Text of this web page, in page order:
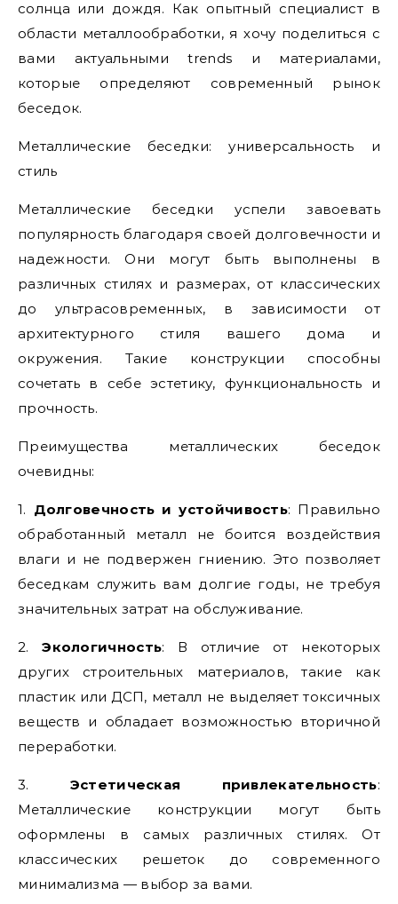
солнца или дождя. Как опытный специалист в
области металлообработки, я хочу поделиться с
вами актуальными trends и материалами,
которые определяют современный рынок
беседок.
Металлические беседки: универсальность и
стиль
Металлические беседки успели завоевать
популярность благодаря своей долговечности и
надежности. Они могут быть выполнены в
различных стилях и размерах, от классических
до ультрасовременных, в зависимости от
архитектурного стиля вашего дома и
окружения. Такие конструкции способны
сочетать в себе эстетику, функциональность и
прочность.
Преимущества металлических беседок
очевидны:
1. Долговечность и устойчивость: Правильно
обработанный металл не боится воздействия
влаги и не подвержен гниению. Это позволяет
беседкам служить вам долгие годы, не требуя
значительных затрат на обслуживание.
2.Экологичность: В отличие от некоторых
других строительных материалов, такие как
пластик или ДСП, металл не выделяет токсичных
веществ и обладает возможностью вторичной
переработки.
3. Эстетическая привлекательность:
Металлические конструкции могут быть
оформлены в самых различных стилях. От
классических решеток до современного
минимализма — выбор за вами.